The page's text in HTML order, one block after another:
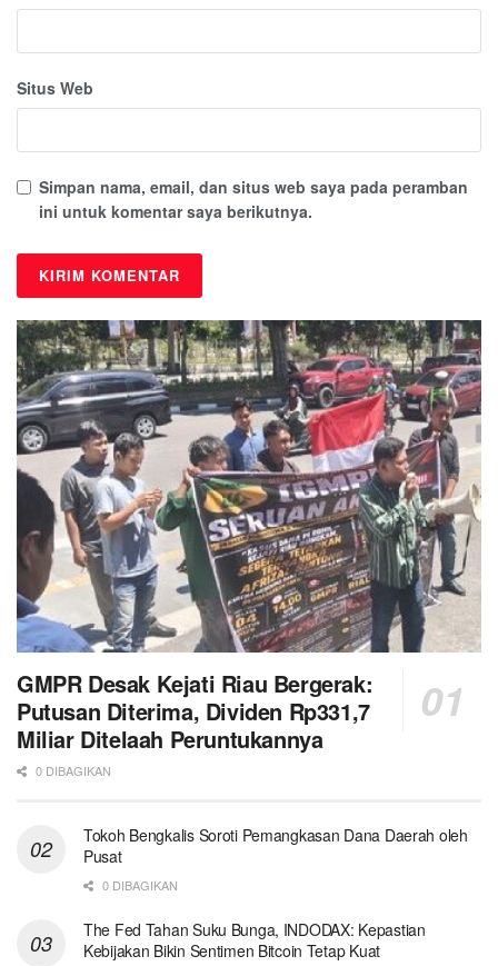
Situs Web
Simpan nama, email, dan situs web saya pada peramban
ini untuk komentar saya berikutnya.
GMPR Desak Kejati Riau Bergerak:
Putusan Diterima, Dividen Rp331,7
Miliar Ditelaah Peruntukannya
0 DIBAGIKAN
Tokoh Bengkalis Soroti Pemangkasan Dana Daerah oleh
Pusat
0 DIBAGIKAN
The Fed Tahan Suku Bunga, INDODAX: Kepastian
Kebijakan Bikin Sentimen Bitcoin Tetap Kuat